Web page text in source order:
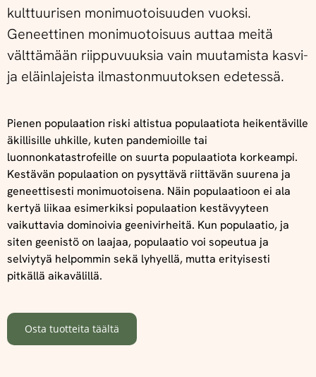
kulttuurisen monimuotoisuuden vuoksi.
Geneettinen monimuotoisuus auttaa meitä
välttämään riippuvuuksia vain muutamista kasvi-
ja eläinlajeista ilmastonmuutoksen edetessä.
Pienen populaation riski altistua populaatiota heikentäville
äkillisille uhkille, kuten pandemioille tai
luonnonkatastrofeille on suurta populaatiota korkeampi.
Kestävän populaation on pysyttävä riittävän suurena ja
geneettisesti monimuotoisena. Näin populaatioon ei ala
kertyä liikaa esimerkiksi populaation kestävyyteen
vaikuttavia dominoivia geenivirheitä. Kun populaatio, ja
siten geenistö on laajaa, populaatio voi sopeutua ja
selviytyä helpommin sekä lyhyellä, mutta erityisesti
pitkällä aikavälillä.
Osta tuotteita täältä